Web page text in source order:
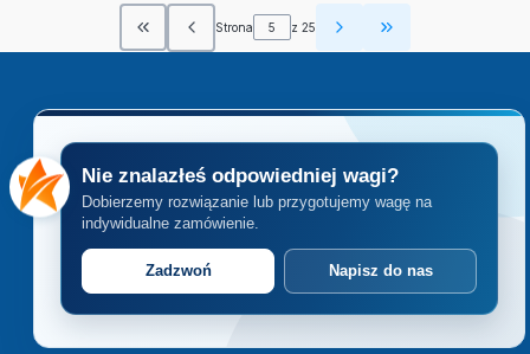
Wróć do pierwszej strony z produktami
Strona z 25 Przejdź do
Nie znalazłeś odpowiedniej wagi?
Dobierzemy rozwiązanie lub przygotujemy wagę na
indywidualne zamówienie.
Zadzwoń Napisz do nas